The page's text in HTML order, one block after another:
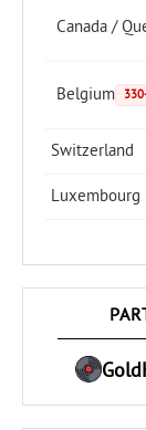
Canada /
Belgium
Switzerland
Luxembourg